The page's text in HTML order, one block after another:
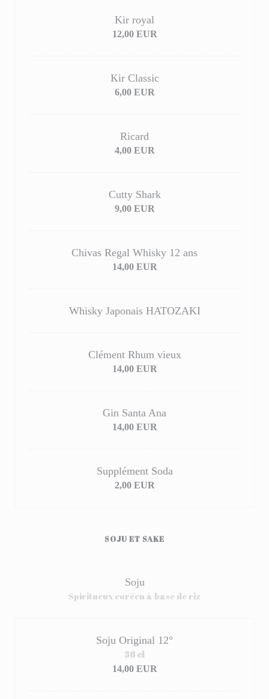
Kir royal
12,00 EUR
Kir Classic
6,00 EUR
Ricard
4,00 EUR
Cutty Shark
9,00 EUR
Chivas Regal Whisky 12 ans
14,00 EUR
Whisky Japonais HATOZAKI
Clément Rhum vieux
14,00 EUR
Gin Santa Ana
14,00 EUR
Supplément Soda
2,00 EUR
SOJU ET SAKE
Soju
Spiritueux coréen à base de riz
Soju Original 12°
14,00 EUR
36 cl